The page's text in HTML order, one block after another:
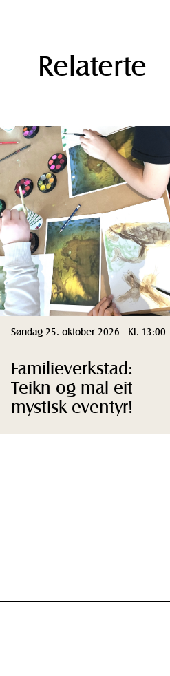
Relaterte
Søndag 25. oktober 2026 - Kl. 13:00
Familieverkstad:
Teikn og mal eit
mystisk eventyr!